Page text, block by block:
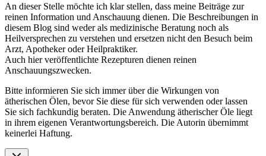
An dieser Stelle möchte ich klar stellen, dass meine Beiträge zur
reinen Information und Anschauung dienen. Die Beschreibungen in
diesem Blog sind weder als medizinische Beratung noch als
Heilversprechen zu verstehen und ersetzen nicht den Besuch beim
Arzt, Apotheker oder Heilpraktiker.
Auch hier veröffentlichte Rezepturen dienen reinen
Anschauungszwecken.
Bitte informieren Sie sich immer über die Wirkungen von
ätherischen Ölen, bevor Sie diese für sich verwenden oder lassen
Sie sich fachkundig beraten. Die Anwendung ätherischer Öle liegt
in ihrem eigenen Verantwortungsbereich. Die Autorin übernimmt
keinerlei Haftung.